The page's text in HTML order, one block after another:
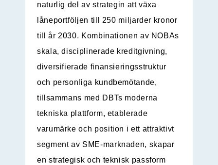
naturlig del av strategin att växa
låneportföljen till 250 miljarder kronor
till år 2030. Kombinationen av NOBAs
skala, disciplinerade kreditgivning,
diversifierade finansieringsstruktur
och personliga kundbemötande,
tillsammans med DBTs moderna
tekniska plattform, etablerade
varumärke och position i ett attraktivt
segment av SME-marknaden, skapar
en strategisk och teknisk passform